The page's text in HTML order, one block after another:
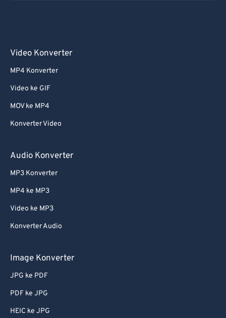
Video Konverter
MP4 Konverter
Video ke GIF
MOV ke MP4
Konverter Video
Audio Konverter
MP3 Konverter
MP4 ke MP3
Video ke MP3
Konverter Audio
Image Konverter
JPG ke PDF
PDF ke JPG
HEIC ke JPG